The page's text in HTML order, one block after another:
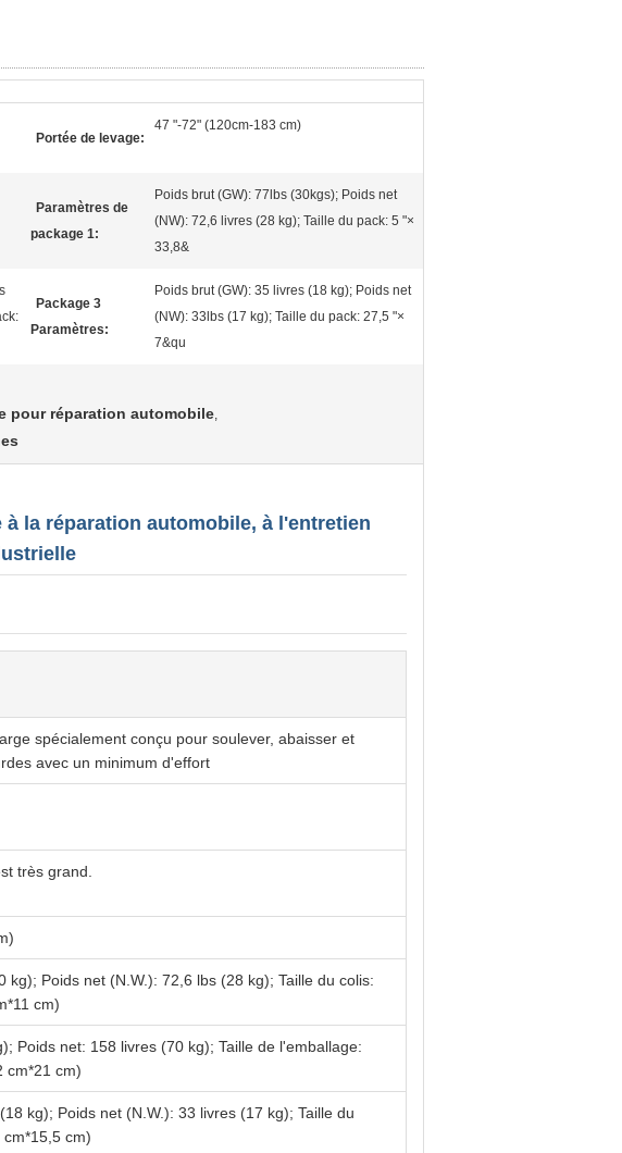
Portée de levage:
47 "-72" (120cm-183 cm)
Paramètres de
package 1:
Poids brut (GW): 77lbs (30kgs); Poids net
(NW): 72,6 livres (28 kg); Taille du pack: 5 "×
33,8&
Package 3
Paramètres:
Poids brut (GW): 35 livres (18 kg); Poids net
(NW): 33lbs (17 kg); Taille du pack: 27,5 "×
7&qu
pour réparation automobile,
la réparation automobile, à l'entretien
spécialement conçu pour soulever, abaisser et
avec un minimum d'effort
très grand.
kg); Poids net (N.W.): 72,6 lbs (28 kg); Taille du colis:
cm)
Poids net: 158 livres (70 kg); Taille de l'emballage:
cm*21 cm)
kg); Poids net (N.W.): 33 livres (17 kg); Taille du
cm)